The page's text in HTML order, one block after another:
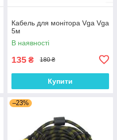
Кабель для монітора Vga Vga
5м
В наявності
135 ₴ 180 ₴
Купити
–23%